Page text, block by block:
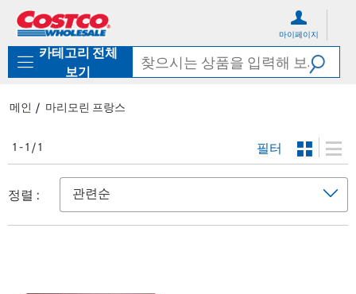
로
기
가
마이페이지
카테고리 전체
보기
메인 마리모린 프랑스
1 - 1 / 1 필터
정렬 :